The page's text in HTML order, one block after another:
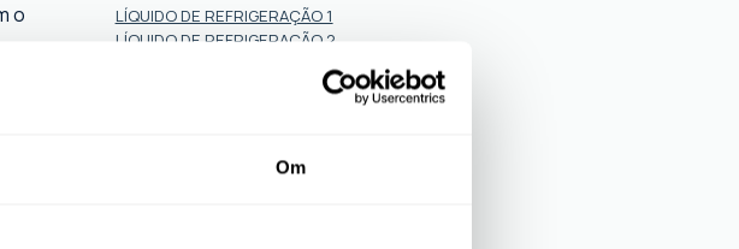
Om
o
e
LÍQUIDO DE REFRIGERAÇÃO 1
LÍQUIDO DE REFRIGERAÇÃO 2
LÍQUIDO DE REFRIGERAÇÃO 3
LÍQUIDO DE REFRIGERAÇÃO 4
Análise de encomendas -